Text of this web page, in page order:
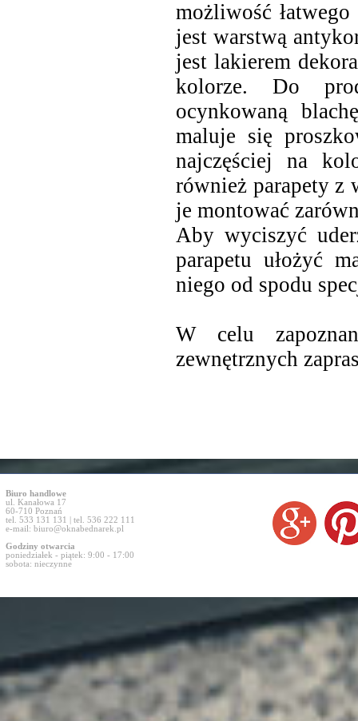
możliwość
jest warstwą
jest lakierem
kolorze. Do
ocynkowaną
maluje się
najczęściej na
również parapety z
je montować
Aby wyciszyć
parapetu ułożyć
niego od spodu
W celu
zewnętrznych
Biuro handlowe
ul. Kanałowa 17
60-710 Poznań
tel. 533 131 131 | tel. 536 222 111
e-mail: biuro@oknabednarek.pl
Godziny otwarcia
poniedziałek - piątek: 9:00 - 17:00
sobota: nieczynne